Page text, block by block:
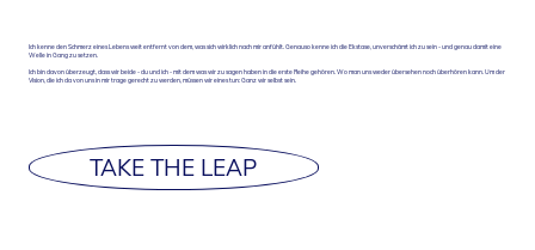
Ich kenne den Schmerz eines Lebens weit entfernt von dem, was sich wirklich nach mir anfühlt. Genauso kenne ich die Ekstase, unverschämt ich zu sein - und genau damit eine
Welle in Gang zu setzen.
Ich bin davon überzeugt, dass wir beide - du und ich - mit dem was wir zu sagen haben in die erste Reihe gehören. Wo man uns weder übersehen noch überhören kann. Um der
Vision, die ich da von uns in mir trage gerecht zu werden, müssen wir eines tun: Ganz wir selbst sein.
TAKE THE LEAP